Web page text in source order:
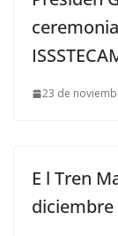
23 de
E l Tren
diciembre